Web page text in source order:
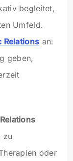
begleitet,
Umfeld.
Relations an:
geben,
zu
oder